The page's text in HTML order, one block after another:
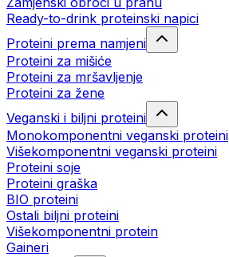
Ready-to-drink proteinski napici
Proteini prema namjeni
Proteini za mišiće
Proteini za mršavljenje
Proteini za žene
Veganski i biljni proteini
Monokomponentni veganski proteini
Višekomponentni veganski proteini
Proteini soje
Proteini graška
BIO proteini
Ostali biljni proteini
Višekomponentni protein
Gaineri